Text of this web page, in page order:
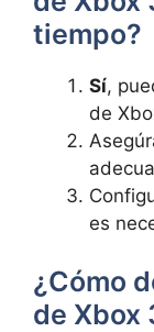
tiempo?
Sí,
de
es
¿Cómo
de Xbox